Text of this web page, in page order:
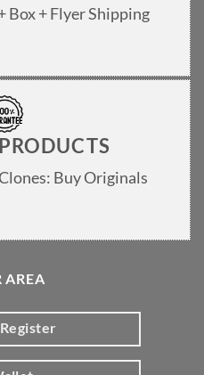
Box + Flyer Shipping
Buy Originals
AREA